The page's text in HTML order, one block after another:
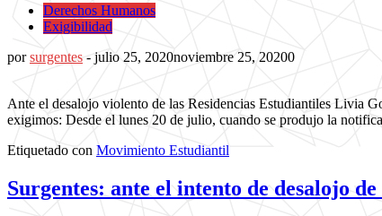
Derechos Humanos
Exigibilidad
porsurgentes - julio 25, 2020noviembre 25, 20200
Ante el desalojo violento de las Residencias Estudiantiles Livia
exigimos: Desde el lunes 20 de julio, cuando se produjo la
Etiquetado con Movimiento Estudiantil
Surgentes: ante el intento de desalojo